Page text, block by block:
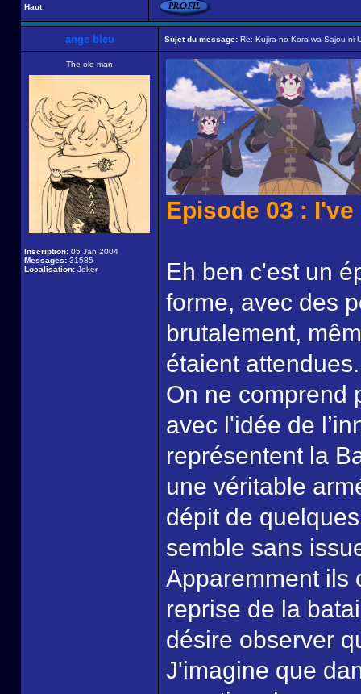
Haut
ange bleu Sujet du message: Re: Kujira no Kora wa Sajou ni
The old man
Inscription: 05 Jan 2004
Messages: 31585
Localisation: Joker
Episode 03 :
Eh ben c'est un
forme, avec des
brutalement,
étaient attendues.
On ne comprend
avec l'idée de
représentent la
une véritable
dépit de
semble sans
Apparemment ils
reprise de la
désire observer
J'imagine que